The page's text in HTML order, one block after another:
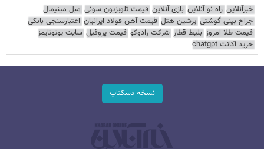
خبرآنلاین راه نو آنلاین بازی آنلاین قیمت تلویزیون سونی مبل مینیمال
جراح بینی گوشتی پرشین هتل قیمت آهن فولاد ایرانیان اعتبارسنجی بانکی
قیمت طلا امروز بلیط قطار شرکت رادوکو قیمت پروفیل سایت یوتوتایمز
خرید اکانت chatgpt
نسخه دسکتاپ